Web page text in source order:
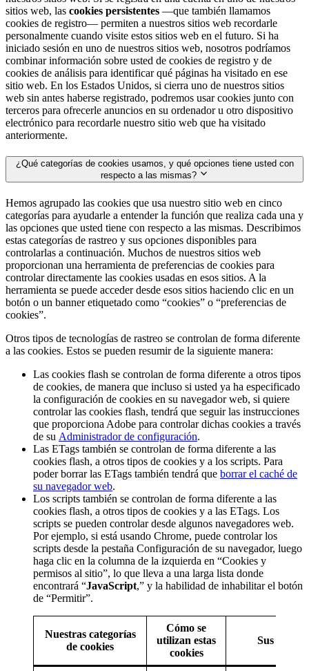
sitios web, las cookies persistentes —que también llamamos
cookies de registro— permiten a nuestros sitios web recordarle
personalmente cuando visite estos sitios web en el futuro. Si ha
iniciado sesión en uno de nuestros sitios web, nosotros podríamos
combinar información sobre usted de cookies de registro y de
cookies de análisis para identificar qué páginas ha visitado en ese
sitio web. En los Estados Unidos, si cierra uno de nuestros sitios
web sin antes haberse registrado, podremos usar cookies junto con
terceros para ofrecerle anuncios en su ordenador u otro dispositivo
electrónico para recordarle nuestro sitio web que ha visitado
anteriormente.
¿Qué categorías de cookies usamos, y qué opciones tiene usted con
respecto a las mismas?
Hemos agrupado las cookies que usa nuestro sitio web en cinco
categorías para ayudarle a entender la función que realiza cada una y
las opciones que usted tiene con respecto a las mismas. Describimos
estas categorías de rastreo y sus opciones disponibles para
controlarlas a continuación. Muchos de nuestros sitios web
proporcionan una herramienta de preferencias de cookies para
controlar directamente las cookies usadas en esos sitios. A la
herramienta se puede acceder desde esos sitios haciendo clic en un
botón o un banner etiquetado como “cookies” o “preferencias de
cookies”.
Otros tipos de tecnologías de rastreo se controlan de forma diferente
a las cookies. Estos se pueden resumir de la siguiente manera:
Las cookies flash se controlan de forma diferente a otros tipos
de cookies, de manera que incluso si usted ya ha especificado
la configuración de cookies en su navegador web, si quiere
controlar las cookies flash, tendrá que seguir las instrucciones
que proporciona Adobe para controlar dichas cookies a través
de su Administrador de configuración.
Las ETags también se controlan de forma diferente a las
cookies flash, a otros tipos de cookies y a los scripts. Para
poder borrar las ETags también tendrá que borrar el caché de
su navegador web.
Los scripts también se controlan de forma diferente a las
cookies flash, a otros tipos de cookies y a las ETags. Los
scripts se pueden controlar desde algunos navegadores web.
Por ejemplo, si está usando Chrome, puede controlar los
scripts desde la pestaña Configuración de su navegador, luego
haga clic en la columna de la izquierda en “Cookies y
permisos al sitio”, lo que lleva a una larga lista donde
encontrará “JavaScript,” y la habilidad de inhabilitar el botón
de “Permitir”.
Nuestras categorías
de cookies
Cómo se
utilizan estas
cookies
Sus